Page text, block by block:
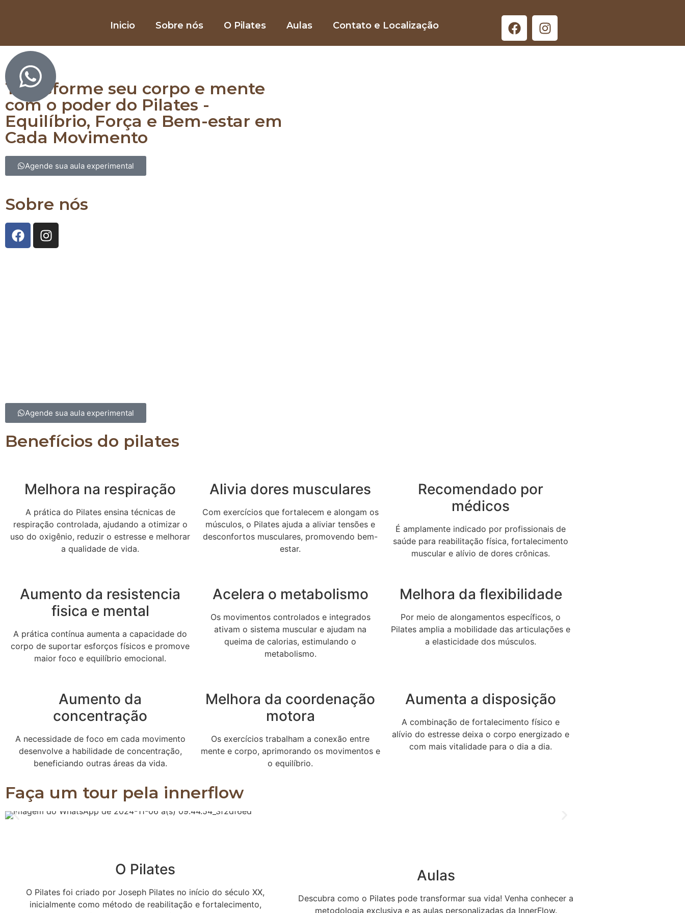
Inicio Sobre nós O Pilates Aulas Contato e Localização
Equilibre corpo e mente com Pilates
Transforme seu corpo e mente
com o poder do Pilates -
Equilíbrio, Força e Bem-estar em
Cada Movimento
Agende sua aula experimental
Sobre nós
Agende sua aula experimental
Benefícios do pilates
Melhora na respiração
A prática do Pilates ensina técnicas de
respiração controlada, ajudando a otimizar o
uso do oxigênio, reduzir o estresse e melhorar
a qualidade de vida.
Alivia dores musculares
Com exercícios que fortalecem e alongam os
músculos, o Pilates ajuda a aliviar tensões e
desconfortos musculares, promovendo bem-
estar.
Recomendado por
médicos
É amplamente indicado por profissionais de
saúde para reabilitação física, fortalecimento
muscular e alívio de dores crônicas.
Aumento da resistencia
fisica e mental
A prática contínua aumenta a capacidade do
corpo de suportar esforços físicos e promove
maior foco e equilíbrio emocional.
Acelera o metabolismo
Os movimentos controlados e integrados
ativam o sistema muscular e ajudam na
queima de calorias, estimulando o
metabolismo.
Melhora da flexibilidade
Por meio de alongamentos específicos, o
Pilates amplia a mobilidade das articulações e
a elasticidade dos músculos.
Aumento da
concentração
A necessidade de foco em cada movimento
desenvolve a habilidade de concentração,
beneficiando outras áreas da vida.
Melhora da coordenação
motora
Os exercícios trabalham a conexão entre
mente e corpo, aprimorando os movimentos e
o equilíbrio.
Aumenta a disposição
A combinação de fortalecimento físico e
alívio do estresse deixa o corpo energizado e
com mais vitalidade para o dia a dia.
Faça um tour pela innerflow
O Pilates
O Pilates foi criado por Joseph Pilates no início do século XX,
inicialmente como método de reabilitação e fortalecimento,
Aulas
Descubra como o Pilates pode transformar sua vida! Venha conhecer a
metodologia exclusiva e as aulas personalizadas da InnerFlow.